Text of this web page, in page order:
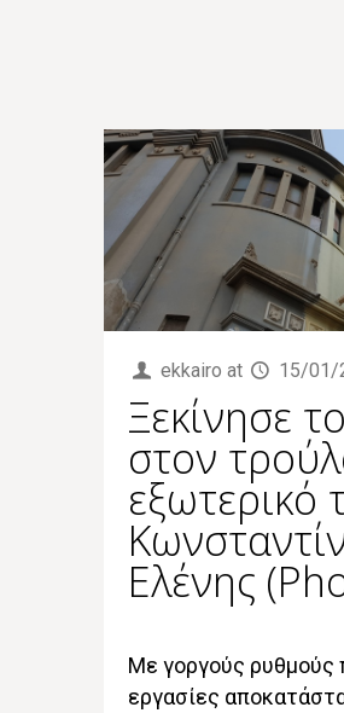
ekkairo at 15/01/
Ξεκίνησε
στον
εξωτερικό
Ελένης
Με γοργούς ρυθμούς
εργασίες